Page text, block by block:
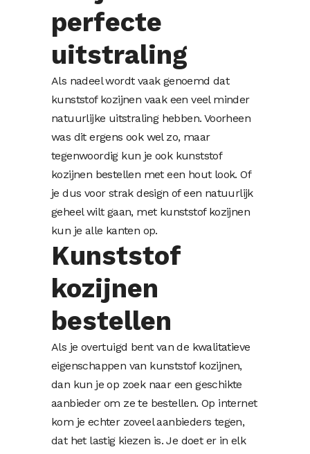
perfecte
uitstraling
Als nadeel wordt vaak genoemd dat
kunststof kozijnen vaak een veel minder
natuurlijke uitstraling hebben. Voorheen
was dit ergens ook wel zo, maar
tegenwoordig kun je ook kunststof
kozijnen bestellen met een hout look. Of
je dus voor strak design of een natuurlijk
geheel wilt gaan, met kunststof kozijnen
kun je alle kanten op.
Kunststof
kozijnen
bestellen
Als je overtuigd bent van de kwalitatieve
eigenschappen van kunststof kozijnen,
dan kun je op zoek naar een geschikte
aanbieder om ze te bestellen. Op internet
kom je echter zoveel aanbieders tegen,
dat het lastig kiezen is. Je doet er in elk